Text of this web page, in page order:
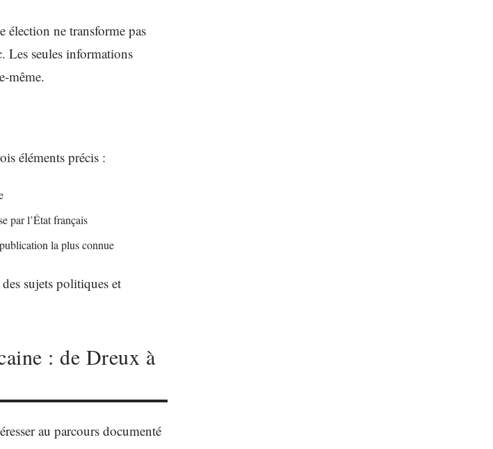
élection ne transforme pas
Les seules informations
même.
éléments précis :
par l’État français
la plus connue
sujets politiques et
: de Dreux à
au parcours documenté